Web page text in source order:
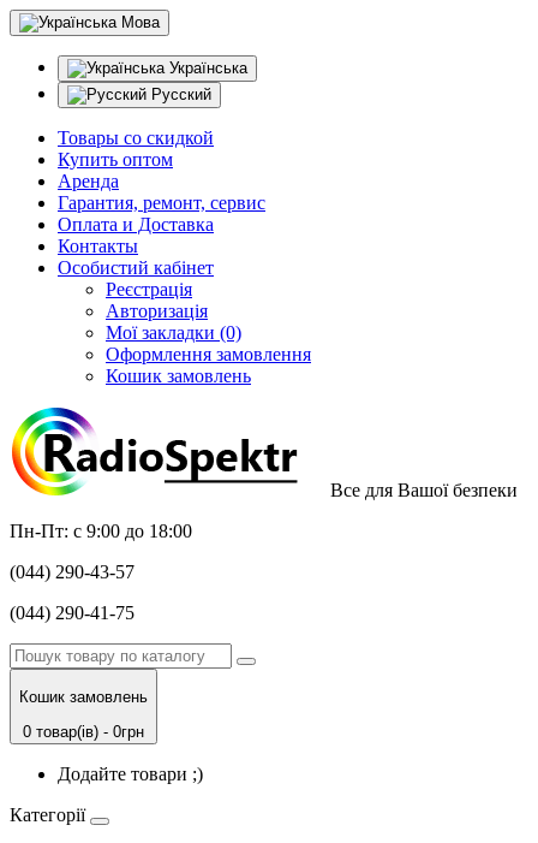
Мова
Українська
Русский
Товары со скидкой
Купить оптом
Аренда
Гарантия, ремонт, сервис
Оплата и Доставка
Контакты
Особистий кабінет
Реєстрація
Авторизація
Мої закладки (0)
Оформлення замовлення
Кошик замовлень
Все для Вашої безпеки
Пн-Пт: с 9:00 до 18:00
(044) 290-43-57
(044) 290-41-75
Кошик замовлень
0 товар(ів) - 0грн
Додайте товари ;)
Категорії